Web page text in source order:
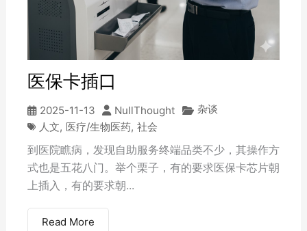
医保卡插口
2025-11-13 NullThought
杂谈
人文, 医疗/生物医药, 社会
到医院瞧病，发现自助服务终端品类不少，其操作方
式也是五花八门。举个栗子，有的要求医保卡芯片朝
上插入，有的要求朝...
Read More